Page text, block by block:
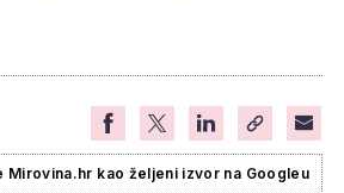
Mirovina.hr kao željeni izvor na Googleu